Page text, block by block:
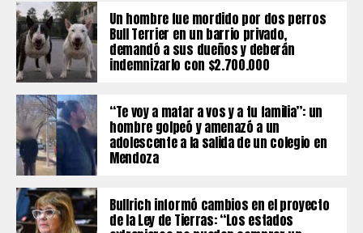
Un hombre fue mordido por dos perros
Bull Terrier en un barrio privado,
demandó a sus dueños y deberán
indemnizarlo con $2.700.000
“Te voy a matar a vos y a tu familia”: un
hombre golpeó y amenazó a un
adolescente a la salida de un colegio en
Mendoza
Bullrich informó cambios en el proyecto
de la Ley de Tierras: “Los estados